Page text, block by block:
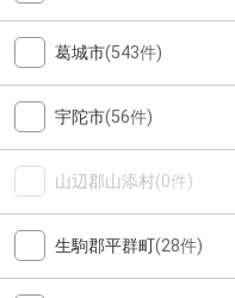
葛城市(543件)
宇陀市(56件)
山辺郡山添村(0件)
生駒郡平群町(28件)